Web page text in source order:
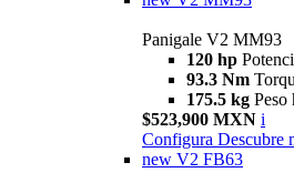
Panigale V2 MM93
120 hp
93.3 Nm
175.5 kg Peso
$523,900 MXN i
Configura Descubre
new V2 FB63